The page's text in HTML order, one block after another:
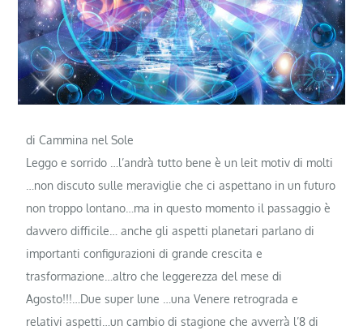
di Cammina nel Sole
Leggo e sorrido …l’andrà tutto bene è un leit motiv di molti
…non discuto sulle meraviglie che ci aspettano in un futuro
non troppo lontano…ma in questo momento il passaggio è
davvero difficile… anche gli aspetti planetari parlano di
importanti configurazioni di grande crescita e
trasformazione…altro che leggerezza del mese di
Agosto!!!…Due super lune …una Venere retrograda e
relativi aspetti…un cambio di stagione che avverrà l’8 di